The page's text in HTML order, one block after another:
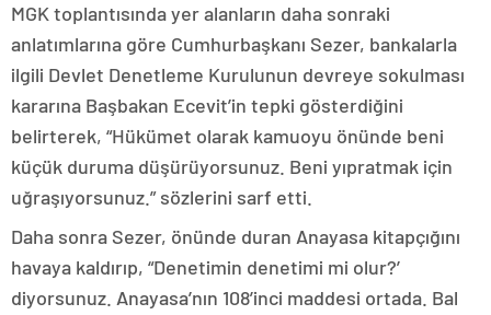
MGK toplantısında yer alanların daha sonraki
anlatımlarına göre Cumhurbaşkanı Sezer, bankalarla
ilgili Devlet Denetleme Kurulunun devreye sokulması
kararına Başbakan Ecevit’in tepki gösterdiğini
belirterek, “Hükümet olarak kamuoyu önünde beni
küçük duruma düşürüyorsunuz. Beni yıpratmak için
uğraşıyorsunuz.” sözlerini sarf etti.
Daha sonra Sezer, önünde duran Anayasa kitapçığını
havaya kaldırıp, “Denetimin denetimi mi olur?’
diyorsunuz. Anayasa’nın 108’inci maddesi ortada. Bal